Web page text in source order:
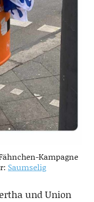
Kampagne
Saumselig
und Union